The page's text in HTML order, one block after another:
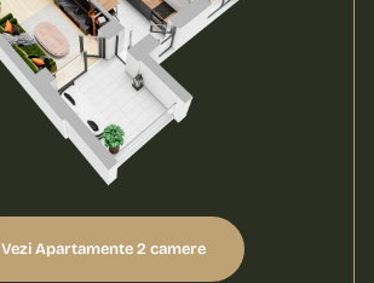
Vezi Apartamente 2 camere